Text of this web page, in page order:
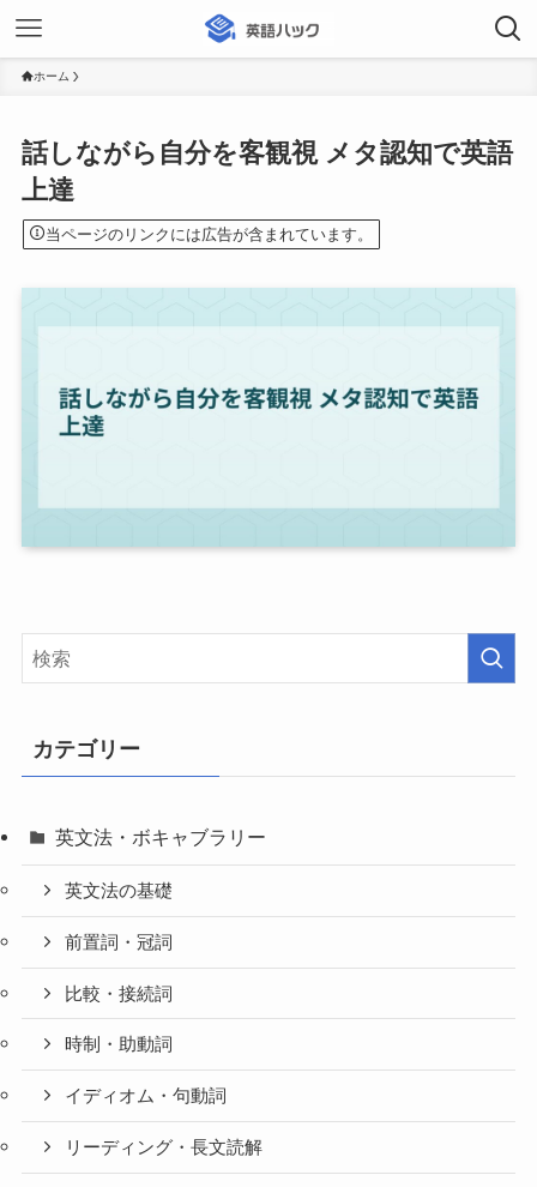
ホーム
話しながら自分を客観視 メタ認知で英語
上達
当ページのリンクには広告が含まれています。
カテゴリー
英文法・ボキャブラリー
英文法の基礎
前置詞・冠詞
比較・接続詞
時制・助動詞
イディオム・句動詞
リーディング・長文読解